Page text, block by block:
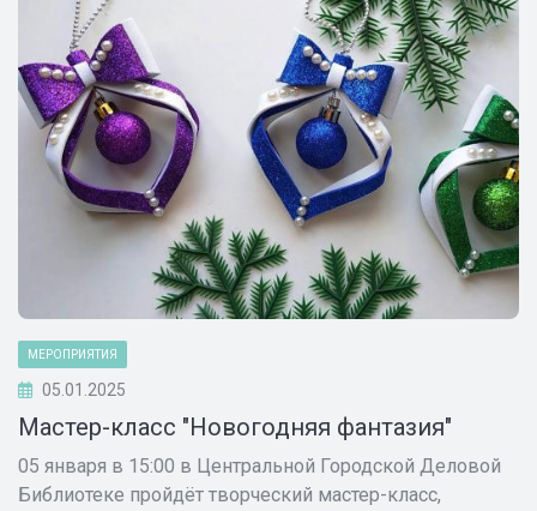
МЕРОПРИЯТИЯ
05.01.2025
Мастер-класс "Новогодняя фантазия"
05 января в 15:00 в Центральной Городской Деловой
Библиотеке пройдёт творческий мастер-класс,